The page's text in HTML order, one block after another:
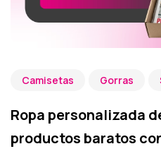
Camisetas Gorras
Ropa personalizada
productos baratos